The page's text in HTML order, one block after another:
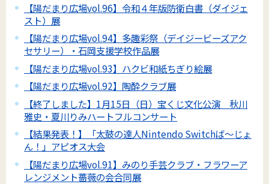
【陽だまり広場vol.96】令和４年版防衛白書（ダイジェ
スト）展
【陽だまり広場vol.94】多趣彩祭（デイジービーズアク
セサリー）・石岡支援学校作品展
【陽だまり広場vol.93】ハクビ和紙ちぎり絵展
【陽だまり広場vol.92】陶酔クラブ展
【終了しました】1月15日（日）宝くじ文化公演 秋川
雅史・夏川りみハートフルコンサート
【結果発表！】「太鼓の達人Nintendo Switchば～じょ
ん！」アピオス大会
【陽だまり広場vol.91】みのり手芸クラブ・フラワーア
レンジメント薔薇の会合同展